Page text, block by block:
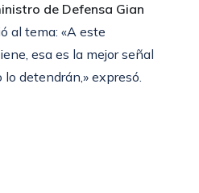
de Defensa Gian
al tema: «A este
esa es la mejor señal
detendrán,» expresó.